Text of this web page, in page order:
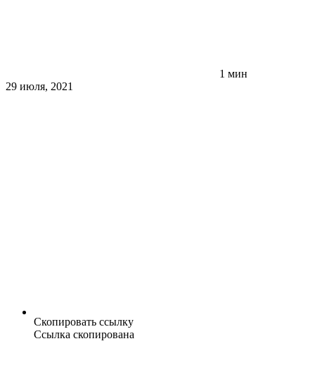
1 мин
29 июля, 2021
Скопировать ссылку
Ссылка скопирована